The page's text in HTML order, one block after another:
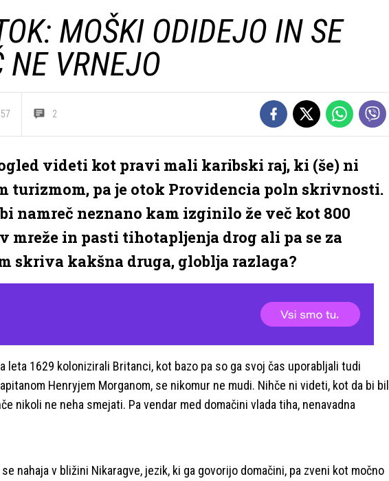
MOŠKI ODIDEJO IN SE
NE VRNEJO
2
videti kot pravi mali karibski raj, ki (še) ni
turizmom, pa je otok Providencia poln skrivnosti.
namreč neznano kam izginilo že več kot 800
mreže in pasti tihotapljenja drog ali pa se za
skriva kakšna druga, globlja razlaga?
leta 1629 kolonizirali Britanci, kot bazo pa so ga svoj čas uporabljali tudi
Henryjem Morganom, se nikomur ne mudi. Nihče ni videti, kot da bi bil
nikoli ne neha smejati. Pa vendar med domačini vlada tiha, nenavadna
nahaja v bližini Nikaragve, jezik, ki ga govorijo domačini, pa zveni kot močno